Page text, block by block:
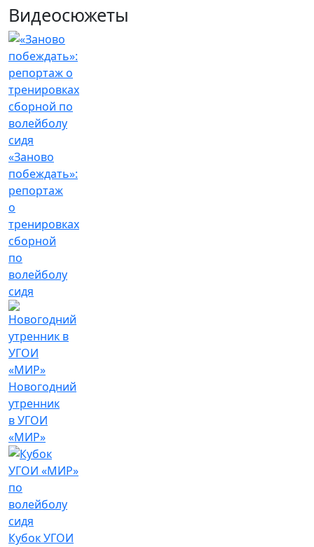
Видеосюжеты
«Заново
побеждать»:
репортаж
о
тренировках
сборной
по
волейболу
сидя
Новогодний
утренник
в УГОИ
«МИР»
Кубок УГОИ